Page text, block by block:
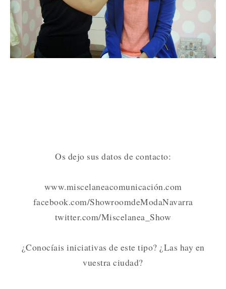
Os dejo sus datos de contacto:
www.miscelaneacomunicación.com
facebook.com/ShowroomdeModaNavarra
twitter.com/Miscelanea_Show
¿Conocíais iniciativas de este tipo? ¿Las hay en
vuestra ciudad?